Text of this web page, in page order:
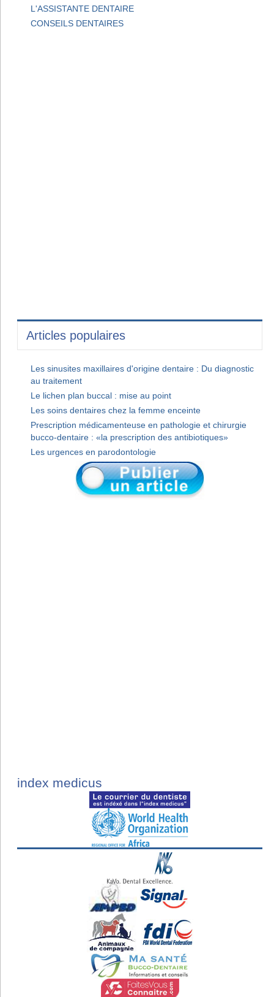
L'ASSISTANTE DENTAIRE
CONSEILS DENTAIRES
Articles populaires
Les sinusites maxillaires d'origine dentaire : Du diagnostic
au traitement
Le lichen plan buccal : mise au point
Les soins dentaires chez la femme enceinte
Prescription médicamenteuse en pathologie et chirurgie
bucco-dentaire : «la prescription des antibiotiques»
Les urgences en parodontologie
index medicus